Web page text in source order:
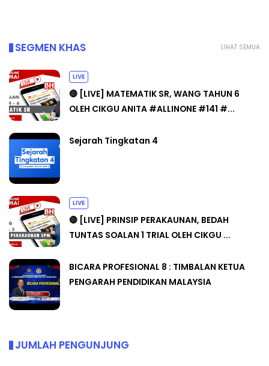
LIHAT SEMUA
SEGMEN KHAS
LIVE
🔴 [LIVE] MATEMATIK SR, WANG TAHUN 6
OLEH CIKGU ANITA #ALLINONE #141 #...
Sejarah Tingkatan 4
LIVE
🔴 [LIVE] PRINSIP PERAKAUNAN, BEDAH
TUNTAS SOALAN 1 TRIAL OLEH CIKGU ...
BICARA PROFESIONAL 8 : TIMBALAN KETUA
PENGARAH PENDIDIKAN MALAYSIA
JUMLAH PENGUNJUNG